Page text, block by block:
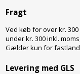
Fragt
Ved køb for over kr.
under kr. 300 inkl.
Gælder kun for
Levering med GLS